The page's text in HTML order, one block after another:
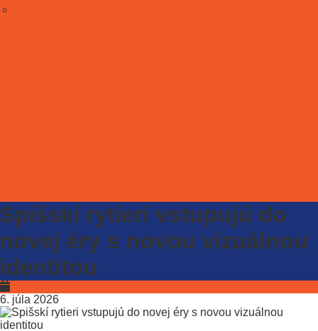
Spišskí rytieri vstupujú do
novej éry s novou vizuálnou
identitou
6. júla 2026